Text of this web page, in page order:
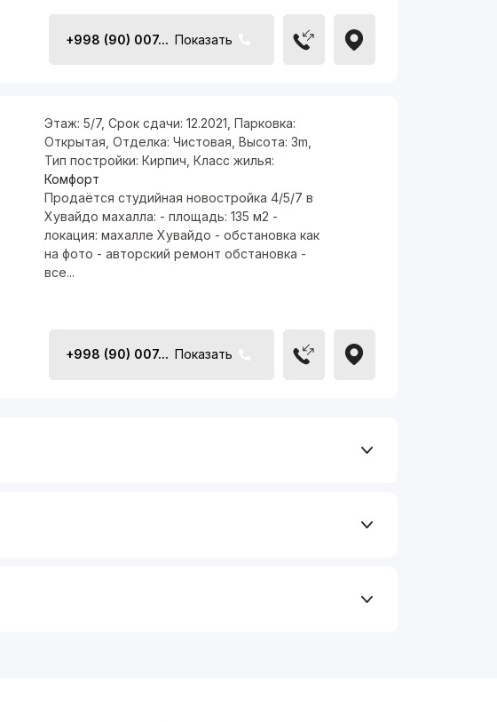
+998 (90) 007... Показать
Этаж: 5/7, Срок сдачи: 12.2021 Парковка:
Открытая Отделка: Чистовая Высота: 3m
Тип постройки: Кирпич Класс жилья:
Комфорт
Продаётся студийная новостройка 4/5/7 в
Хувайдо махалла: - площадь: 135 м2 -
локация: махалле Хувайдо - обстановка как
на фото - авторский ремонт обстановка -
все...
+998 (90) 007... Показать